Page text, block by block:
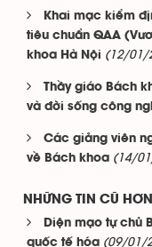
Khai mạc kiểm
tiêu chuẩn QAA
khoa Hà Nội (12/01/
Thầy giáo Bách
và đời sống công
Các giảng viên
về Bách khoa (14/
NHỮNG TIN CŨ HƠN
Diện mạo tự chủ
quốc tế hóa (09/01/